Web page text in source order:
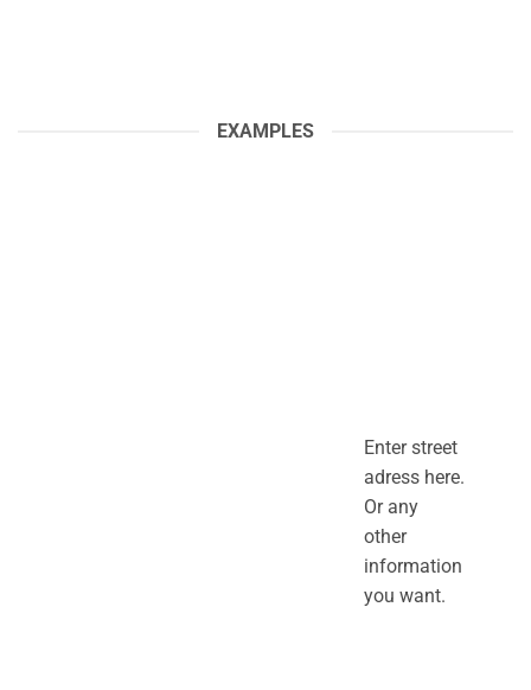
EXAMPLES
Enter street
adress here.
Or any
other
information
you want.